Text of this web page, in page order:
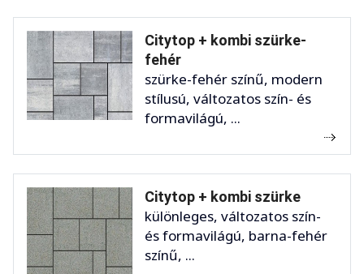
Citytop + kombi szürke-
fehér
szürke-fehér színű, modern
stílusú, változatos szín- és
formavilágú, ...
Citytop + kombi szürke
különleges, változatos szín-
és formavilágú, barna-fehér
színű, ...